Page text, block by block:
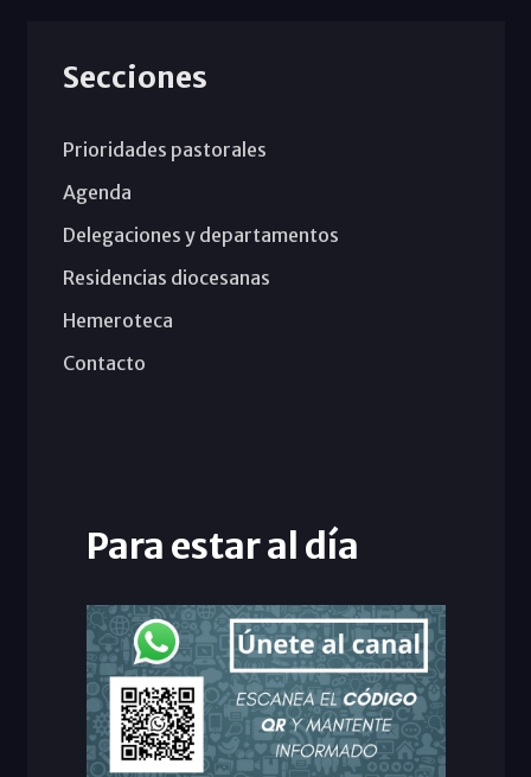
Secciones
Prioridades pastorales
Agenda
Delegaciones y departamentos
Residencias diocesanas
Hemeroteca
Contacto
Para estar al día